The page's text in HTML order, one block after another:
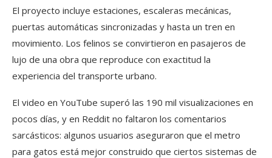
El proyecto incluye estaciones, escaleras mecánicas,
puertas automáticas sincronizadas y hasta un tren en
movimiento. Los felinos se convirtieron en pasajeros de
lujo de una obra que reproduce con exactitud la
experiencia del transporte urbano.
El video en YouTube superó las 190 mil visualizaciones en
pocos días, y en Reddit no faltaron los comentarios
sarcásticos: algunos usuarios aseguraron que el metro
para gatos está mejor construido que ciertos sistemas de